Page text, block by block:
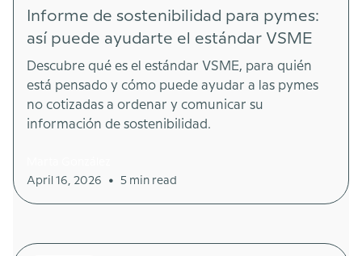
Informe de sostenibilidad para pymes:
así puede ayudarte el estándar VSME
Descubre qué es el estándar VSME, para quién
está pensado y cómo puede ayudar a las pymes
no cotizadas a ordenar y comunicar su
información de sostenibilidad.
April 16, 2026
• 5 min read